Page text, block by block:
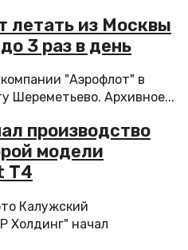
летать из Москвы
3 раз в день
"Аэрофлот" в
Шереметьево. Архивное...
производство
модели
Т4
Калужский
Холдинг" начал